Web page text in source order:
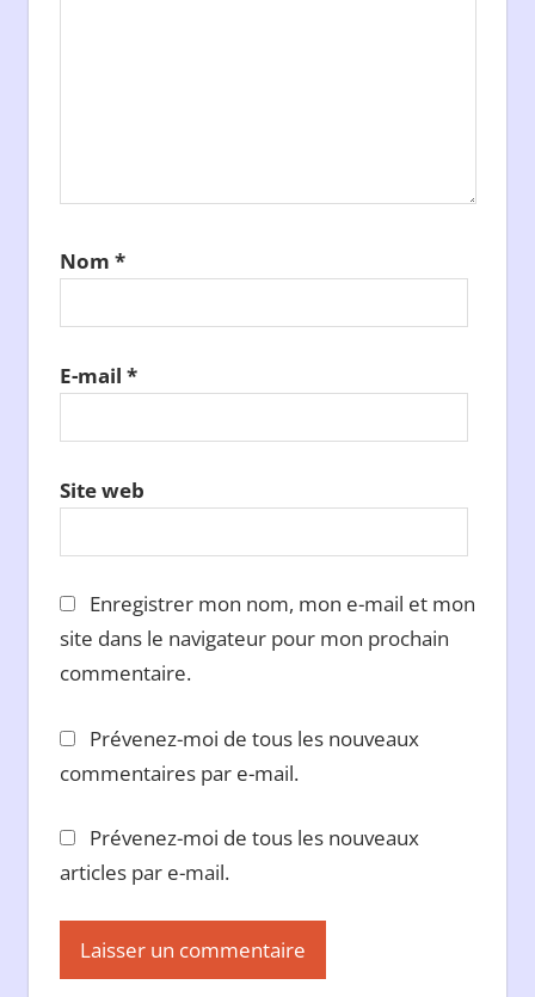
Nom *
E-mail *
Site web
Enregistrer mon nom, mon e-mail et mon
site dans le navigateur pour mon prochain
commentaire.
Prévenez-moi de tous les nouveaux
commentaires par e-mail.
Prévenez-moi de tous les nouveaux
articles par e-mail.